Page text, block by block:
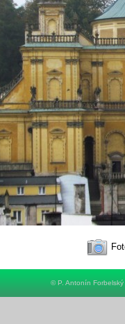
© P. Antonín